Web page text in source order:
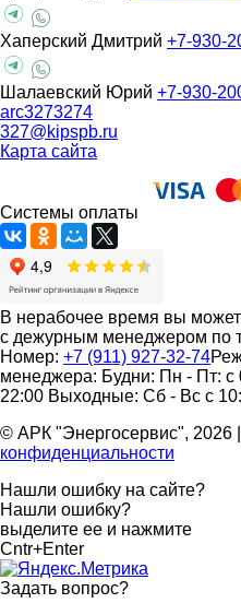
Хаперский Дмитрий +7-930-
Шалаевский Юрий +7-930-
arc3273274
327@kipspb.ru
Карта сайта
Системы оплаты
В нерабочее время вы
с дежурным менеджером по
Номер: +7 (911) 927-32-74
менеджера: Будни: Пн - Пт: с
22:00 Выходные: Сб - Вс с
© АРК "Энергосервис", 2026
конфиденциальности
Нашли ошибку на сайте?
Нашли ошибку?
выделите ее и нажмите
Cntr+Enter
Задать вопрос?